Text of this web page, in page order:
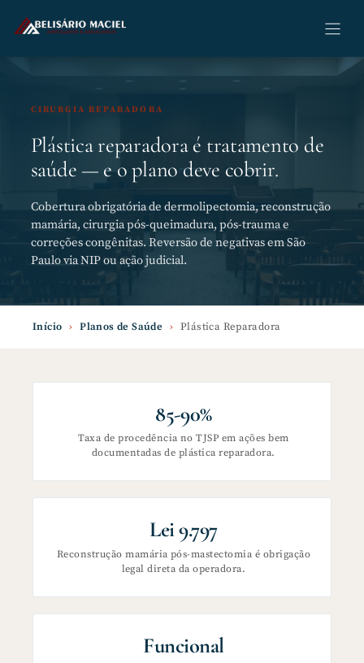
para
CIRURGIA REPARADORA
Plástica reparadora é tratamento de
saúde — e o plano deve cobrir.
Cobertura obrigatória de dermolipectomia, reconstrução
mamária, cirurgia pós-queimadura, pós-trauma e
correções congênitas. Reversão de negativas em São
Paulo via NIP ou ação judicial.
Início › Planos de Saúde › Plástica Reparadora
85-90%
Taxa de procedência no TJSP em ações bem
documentadas de plástica reparadora.
Lei 9.797
Reconstrução mamária pós-mastectomia é obrigação
legal direta da operadora.
Funcional